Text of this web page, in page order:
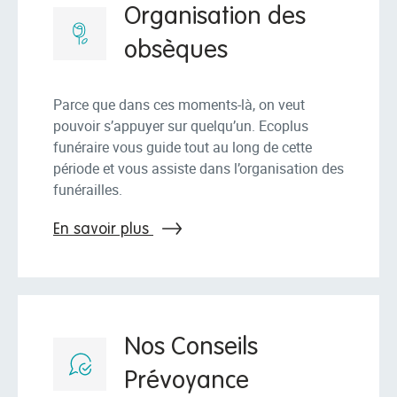
Organisation des
obsèques
Parce que dans ces moments-là, on veut
pouvoir s’appuyer sur quelqu’un. Ecoplus
funéraire vous guide tout au long de cette
période et vous assiste dans l’organisation des
funérailles.
En savoir plus
Nos Conseils
Prévoyance